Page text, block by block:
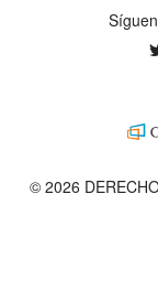
© 2026